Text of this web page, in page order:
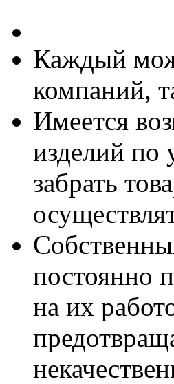
Каждый
компаний,
Имеется
изделий по
забрать
постоянно
на их